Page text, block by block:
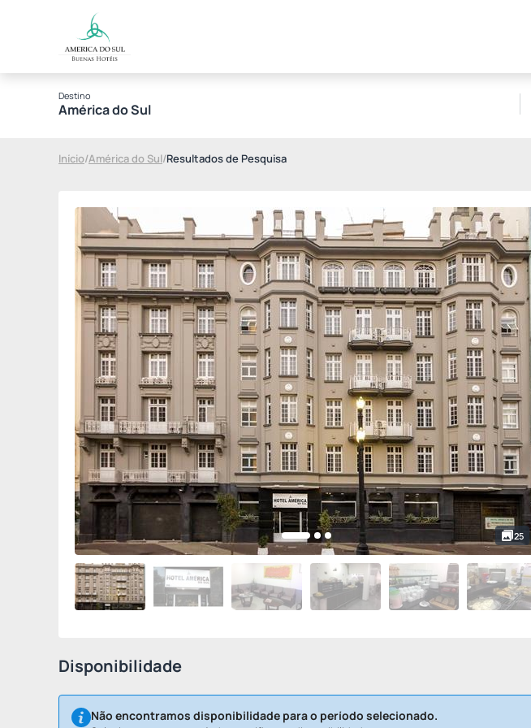
Destino
América do Sul
Início/América do Sul/Resultados de Pesquisa
25
Disponibilidade
Não encontramos disponibilidade para o período selecionado.